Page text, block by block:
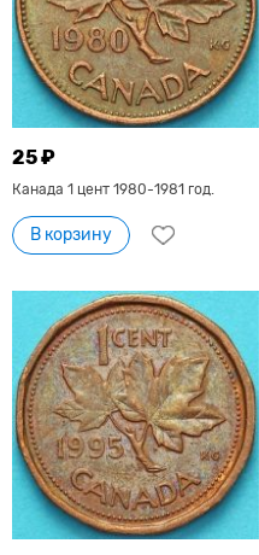
25 ₽
Канада 1 цент 1980-1981 год.
В корзину